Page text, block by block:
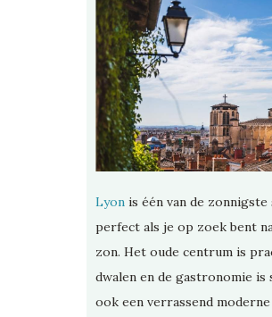
Lyon is één van de
perfect als je op zoek bent
zon. Het oude centrum is
dwalen en de gastronomie
ook een verrassend moderne